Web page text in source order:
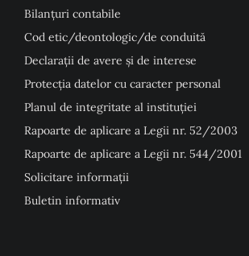
Bilanțuri contabile
Cod etic/deontologic/de conduită
Declarații de avere și de interese
Protecția datelor cu caracter personal
Planul de integritate al instituției
Rapoarte de aplicare a Legii nr. 52/2003
Rapoarte de aplicare a Legii nr. 544/2001
Solicitare informații
Buletin informativ